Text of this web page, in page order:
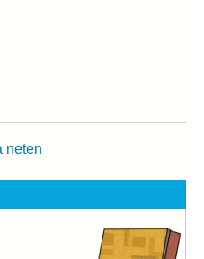
neten